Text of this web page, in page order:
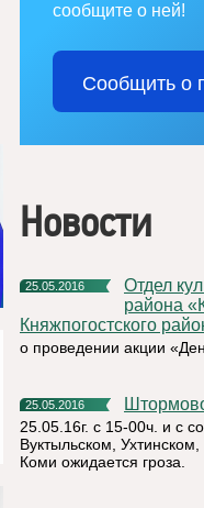
сообщите о ней!
Сообщить о
Новости
25.05.2016
Отдел культуры и спорта администрации муниципального
района
Княжпогостского
о проведении акции
25.05.2016
25.05.16г. с 15-00ч. и с
Вуктыльском,
Коми ожидается гроза.